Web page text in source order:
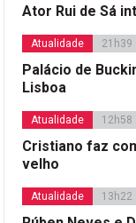
Ator Rui de Sá
Atualidade 21h39
Palácio de
Lisboa
Atualidade 12h58
Cristiano faz
velho
Atualidade 13h22